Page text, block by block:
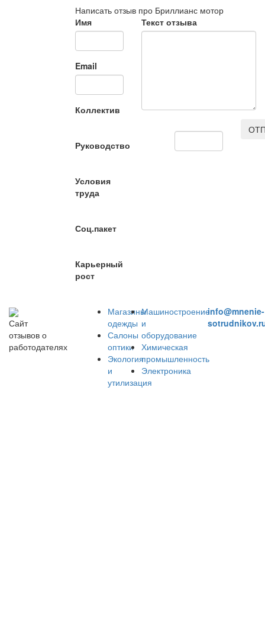
Написать отзыв про Бриллианс мотор
Имя
Email
Коллектив
Руководство
Условия
труда
Соц.пакет
Карьерный
рост
Текст отзыва
Сайт
отзывов о
работодателях
Магазины
одежды
Салоны
оптики
Экология
и
утилизация
Машиностроение
и
оборудование
Химическая
промышленность
Электроника
info@mnenie-